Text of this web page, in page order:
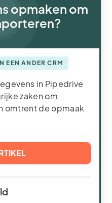
opmaken om
EEN ANDER CRM
in Pipedrive
zaken om
omtrent de opmaak